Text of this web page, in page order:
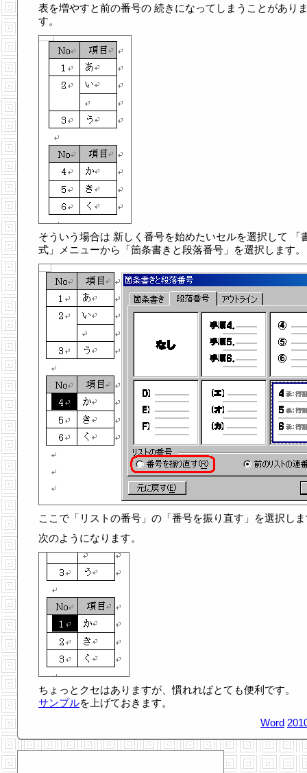
表を増やすと前の番号の 続きになってしまうことがあり
す。
そういう場合は 新しく番号を始めたいセルを選択して 「
式」メニューから「箇条書きと段落番号」を選択します。
ここで「リストの番号」の「番号を振り直す」を選択し
次のようになります。
ちょっとクセはありますが、慣れればとても便利です。
サンプルを上げておきます。
Word